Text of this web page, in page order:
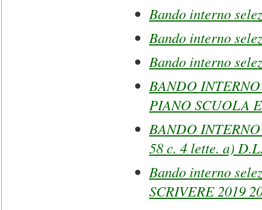
Bando interno
Bando interno
Bando interno
BANDO
PIANO SCUOLA
BANDO
58 c. 4 lette. a)
Bando interno
SCRIVERE 2019